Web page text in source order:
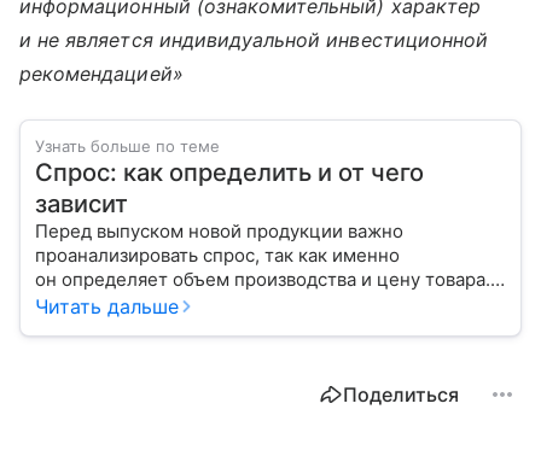
информационный (ознакомительный) характер
и не является индивидуальной инвестиционной
рекомендацией»
Узнать больше по теме
Спрос: как определить и от чего
зависит
Перед выпуском новой продукции важно
проанализировать спрос, так как именно
он определяет объем производства и цену товара.
С помощью эксперта расскажем, как рассчитать
Читать дальше
Поделиться